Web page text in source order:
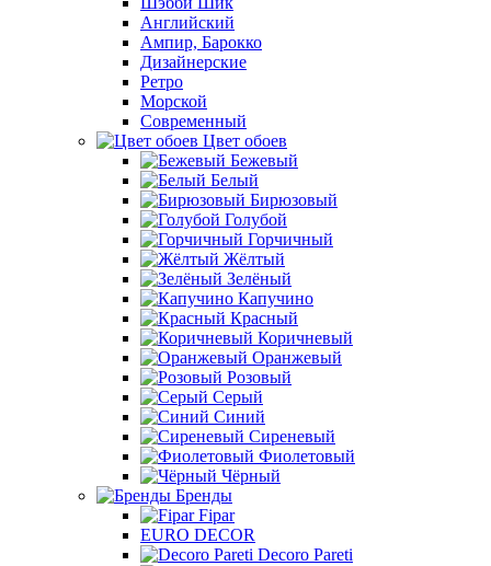
Английский
Ампир, Барокко
Дизайнерские
Ретро
Морской
Современный
Цвет обоев
Бежевый
Белый
Бирюзовый
Голубой
Горчичный
Жёлтый
Зелёный
Капучино
Красный
Коричневый
Оранжевый
Розовый
Серый
Синий
Сиреневый
Фиолетовый
Чёрный
Бренды
Fipar
EURO DECOR
Decoro Pareti